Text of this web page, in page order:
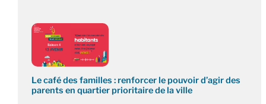
Le café des familles : renforcer le pouvoir d’agir des
parents en quartier prioritaire de la ville